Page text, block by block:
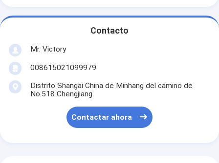
Contacto
Mr. Victory
008615021099979
Distrito Shangai China de Minhang del camino de
No.518 Chengjiang
Contactar ahora